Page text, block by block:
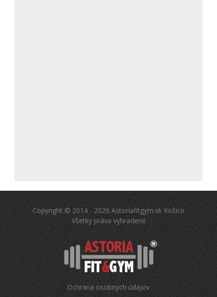
Copyright © 2014 - 2026 Astoriafitgym.sk Košice
Všetky práva vyhradené
Ochrana osobných údajov